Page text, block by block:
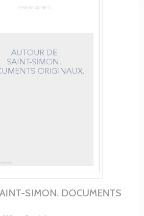
SIMON. DOCUMENTS